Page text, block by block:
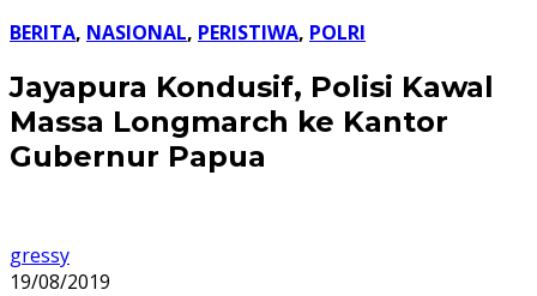
BERITA, NASIONAL, PERISTIWA, POLRI
Jayapura Kondusif, Polisi Kawal
Massa Longmarch ke Kantor
Gubernur Papua
gressy
19/08/2019